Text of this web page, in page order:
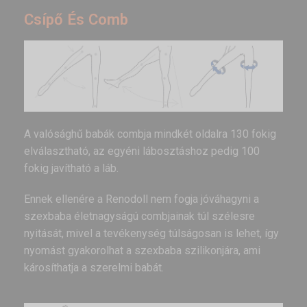
Csípő És Comb
A valósághű babák combja mindkét oldalra 130 fokig
elválasztható, az egyéni lábosztáshoz pedig 100
fokig javítható a láb.
Ennek ellenére a Renodoll nem fogja jóváhagyni a
szexbaba életnagyságú combjainak túl szélesre
nyitását, mivel a tevékenység túlságosan is lehet, így
nyomást gyakorolhat a szexbaba szilikonjára, ami
károsíthatja a szerelmi babát.